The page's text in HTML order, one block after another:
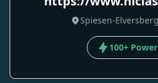
Spiesen-
100+